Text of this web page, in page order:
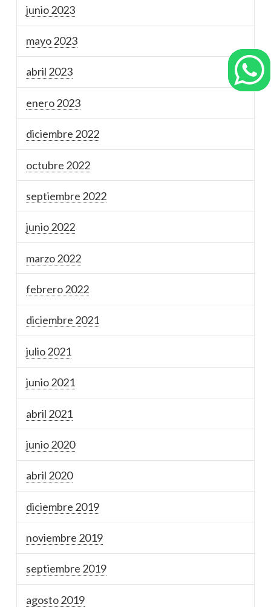
junio 2023
mayo 2023
abril 2023
enero 2023
diciembre 2022
octubre 2022
septiembre 2022
junio 2022
marzo 2022
febrero 2022
diciembre 2021
julio 2021
junio 2021
abril 2021
junio 2020
abril 2020
diciembre 2019
noviembre 2019
septiembre 2019
agosto 2019